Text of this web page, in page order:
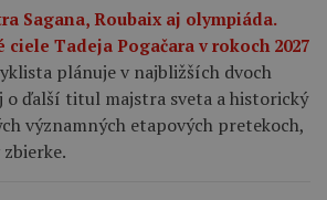
Sagana, Roubaix aj olympiáda.
ciele Tadeja Pogačara v rokoch 2027
plánuje v najbližších dvoch
o ďalší titul majstra sveta a historický
významných etapových pretekoch,